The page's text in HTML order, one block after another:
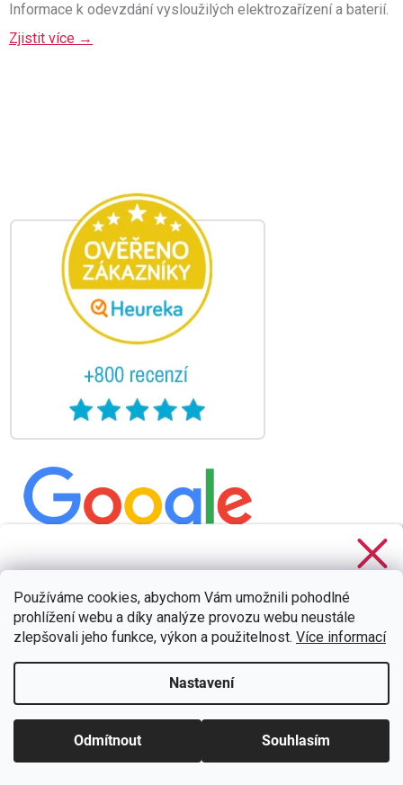
Používáme cookies, abychom Vám umožnili pohodlné
prohlížení webu a díky analýze provozu webu neustále
zlepšovali jeho funkce, výkon a použitelnost. Více informací
Nastavení
Odmítnout Souhlasím
Informace k odevzdání vysloužilých elektrozařízení a baterií.
Zjistit více →
na 300,- Kč je Váš!
CHCI SLEVU
Zásady zpracování osobních údajů